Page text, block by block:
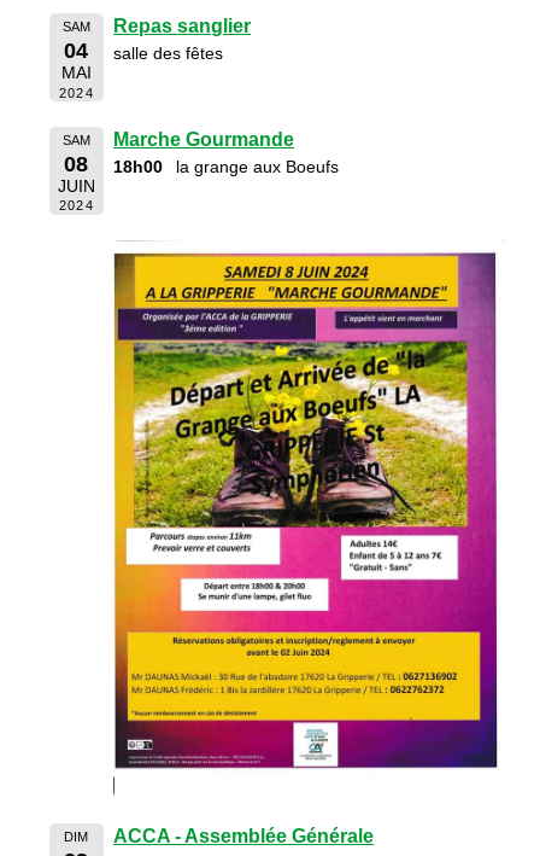
SAM
04
MAI
2024
Repas sanglier
salle des fêtes
SAM
08
JUIN
2024
Marche Gourmande
18h00 la grange aux Boeufs
DIM ACCA - Assemblée Générale